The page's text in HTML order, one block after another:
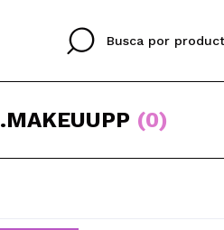
(0)